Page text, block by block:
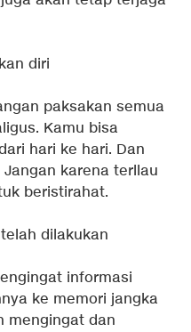
diri
paksakan semua
Kamu bisa
hari ke hari. Dan
karena terllau
beristirahat.
dilakukan
informasi
ke memori jangka
mengingat dan